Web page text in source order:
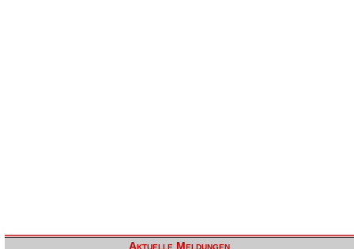
Aktuelle Meldungen